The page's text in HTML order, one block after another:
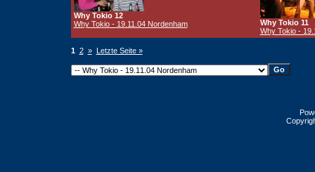
Why Tokio 12
Why Tokio - 19.11.04 Nordenham
Why Tokio 11
Why Tokio -
1 2 » Letzte Seite »